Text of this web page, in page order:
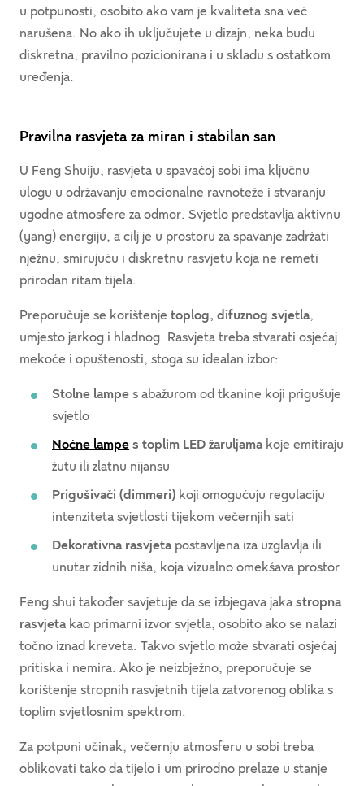
u potpunosti, osobito ako vam je kvaliteta sna već
narušena. No ako ih uključujete u dizajn, neka budu
diskretna, pravilno pozicionirana i u skladu s ostatkom
uređenja.
Pravilna rasvjeta za miran i stabilan san
U Feng Shuiju, rasvjeta u spavaćoj sobi ima ključnu
ulogu u održavanju emocionalne ravnoteže i stvaranju
ugodne atmosfere za odmor. Svjetlo predstavlja aktivnu
(yang) energiju, a cilj je u prostoru za spavanje zadržati
nježnu, smirujuću i diskretnu rasvjetu koja ne remeti
prirodan ritam tijela.
Preporučuje se korištenje toplog, difuznog svjetla,
umjesto jarkog i hladnog. Rasvjeta treba stvarati osjećaj
mekoće i opuštenosti, stoga su idealan izbor:
Stolne lampe s abažurom od tkanine koji prigušuje
svjetlo
Noćne lampe s toplim LED žaruljama koje emitiraju
žutu ili zlatnu nijansu
Prigušivači (dimmeri) koji omogućuju regulaciju
intenziteta svjetlosti tijekom večernjih sati
Dekorativna rasvjeta postavljena iza uzglavlja ili
unutar zidnih niša, koja vizualno omekšava prostor
Feng shui također savjetuje da se izbjegava jaka stropna
rasvjeta kao primarni izvor svjetla, osobito ako se nalazi
točno iznad kreveta. Takvo svjetlo može stvarati osjećaj
pritiska i nemira. Ako je neizbježno, preporučuje se
korištenje stropnih rasvjetnih tijela zatvorenog oblika s
toplim svjetlosnim spektrom.
Za potpuni učinak, večernju atmosferu u sobi treba
oblikovati tako da tijelo i um prirodno prelaze u stanje